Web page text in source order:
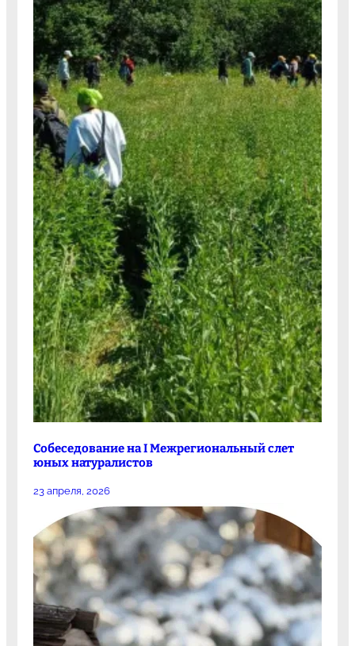
Собеседование на I Межрегиональный слет
юных натуралистов
23 апреля, 2026